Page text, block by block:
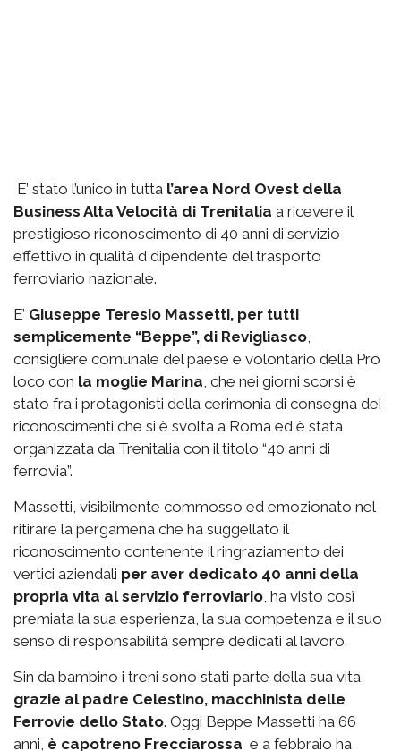
E’ stato l’unico in tutta l’area Nord Ovest della
Business Alta Velocità di Trenitalia a ricevere il
prestigioso riconoscimento di 40 anni di servizio
effettivo in qualità d dipendente del trasporto
ferroviario nazionale.
E’ Giuseppe Teresio Massetti, per tutti
semplicemente “Beppe”, di Revigliasco,
consigliere comunale del paese e volontario della Pro
loco con la moglie Marina, che nei giorni scorsi è
stato fra i protagonisti della cerimonia di consegna dei
riconoscimenti che si è svolta a Roma ed è stata
organizzata da Trenitalia con il titolo “40 anni di
ferrovia”.
Massetti, visibilmente commosso ed emozionato nel
ritirare la pergamena che ha suggellato il
riconoscimento contenente il ringraziamento dei
vertici aziendali per aver dedicato 40 anni della
propria vita al servizio ferroviario, ha visto così
premiata la sua esperienza, la sua competenza e il suo
senso di responsabilità sempre dedicati al lavoro.
Sin da bambino i treni sono stati parte della sua vita,
grazie al padre Celestino, macchinista delle
Ferrovie dello Stato. Oggi Beppe Massetti ha 66
anni, è capotreno Frecciarossa e a febbraio ha